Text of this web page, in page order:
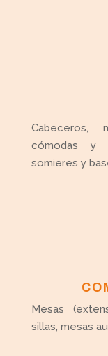
Cabeceros,
cómodas y
somieres y
Mesas
sillas, mesas